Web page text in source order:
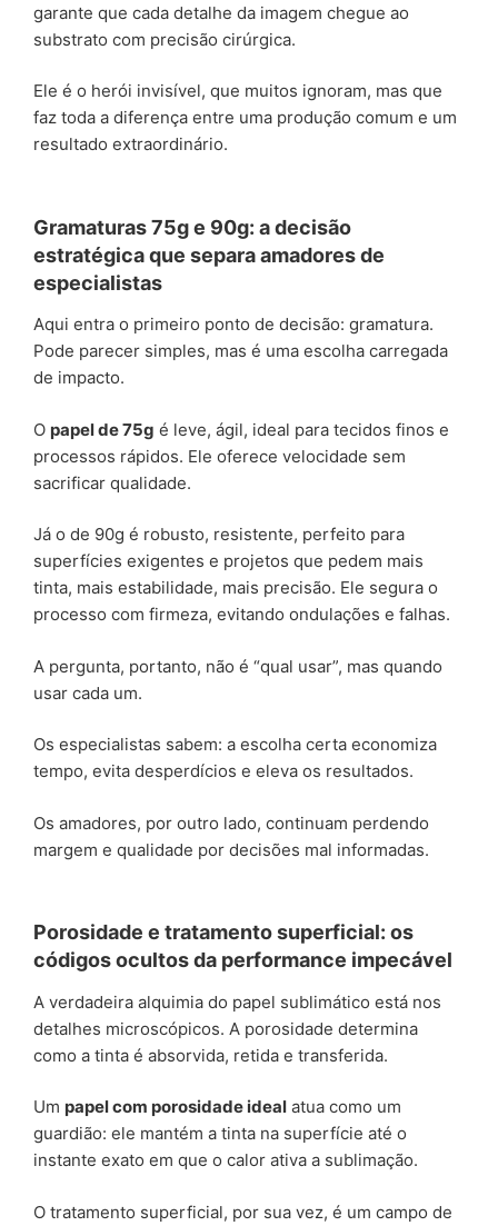
garante que cada detalhe da imagem chegue ao
substrato com precisão cirúrgica.
Ele é o herói invisível, que muitos ignoram, mas que
faz toda a diferença entre uma produção comum e um
resultado extraordinário.
Gramaturas 75g e 90g: a decisão
estratégica que separa amadores de
especialistas
Aqui entra o primeiro ponto de decisão: gramatura.
Pode parecer simples, mas é uma escolha carregada
de impacto.
O papel de 75g é leve, ágil, ideal para tecidos finos e
processos rápidos. Ele oferece velocidade sem
sacrificar qualidade.
Já o de 90g é robusto, resistente, perfeito para
superfícies exigentes e projetos que pedem mais
tinta, mais estabilidade, mais precisão. Ele segura o
processo com firmeza, evitando ondulações e falhas.
A pergunta, portanto, não é “qual usar”, mas quando
usar cada um.
Os especialistas sabem: a escolha certa economiza
tempo, evita desperdícios e eleva os resultados.
Os amadores, por outro lado, continuam perdendo
margem e qualidade por decisões mal informadas.
Porosidade e tratamento superficial: os
códigos ocultos da performance impecável
A verdadeira alquimia do papel sublimático está nos
detalhes microscópicos. A porosidade determina
como a tinta é absorvida, retida e transferida.
Um papel com porosidade ideal atua como um
guardião: ele mantém a tinta na superfície até o
instante exato em que o calor ativa a sublimação.
O tratamento superficial, por sua vez, é um campo de